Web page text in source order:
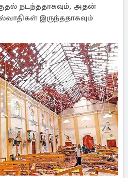
நடந்ததாகவும், அதன்
இருந்ததாகவும்